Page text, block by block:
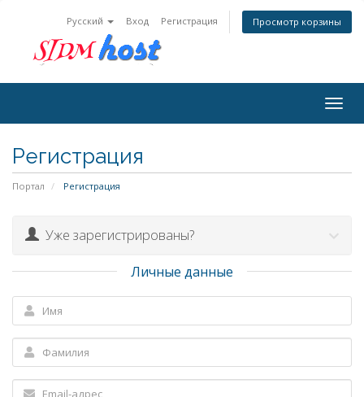
Русский Вход Регистрация Просмотр корзины
Регистрация
Портал Регистрация
Уже зарегистрированы?
Личные данные